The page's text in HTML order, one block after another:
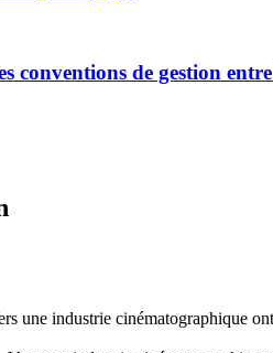
conventions de gestion
une industrie cinématographique